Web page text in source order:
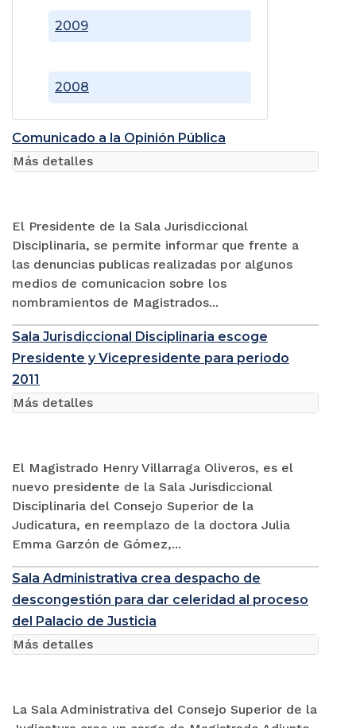
2008
2009
Comunicado a la Opinión Pública
El Presidente de la Sala Jurisdiccional
Disciplinaria, se permite informar que frente a
las denuncias publicas realizadas por algunos
medios de comunicacion sobre los
nombramientos de Magistrados...
Más detalles
Sala Jurisdiccional Disciplinaria escoge
Presidente y Vicepresidente para periodo
2011
El Magistrado Henry Villarraga Oliveros, es el
nuevo presidente de la Sala Jurisdiccional
Disciplinaria del Consejo Superior de la
Judicatura, en reemplazo de la doctora Julia
Emma Garzón de Gómez,...
Más detalles
Sala Administrativa crea despacho de
descongestión para dar celeridad al proceso
del Palacio de Justicia
La Sala Administrativa del Consejo Superior de la
Más detalles